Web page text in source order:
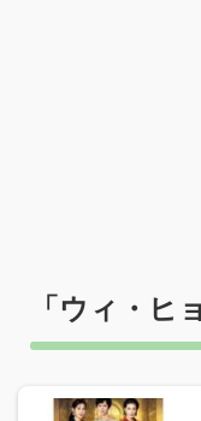
「ウィ・ヒ